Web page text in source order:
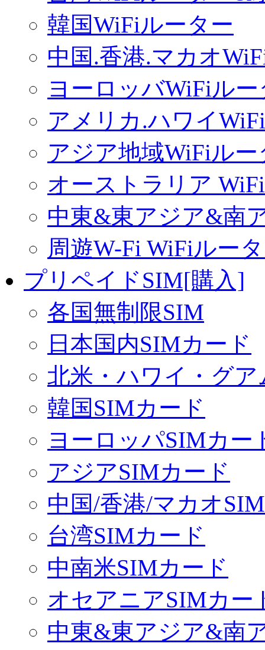
韓国WiFiルーター
中国.香港.マカオ
ヨーロッバWiFiルー
アメリカ.ハワイ
アジア地域WiFiルー
オーストラリア
中東&東アジア&南
周遊W-Fi WiFiルー
プリペイドSIM[購入]
各国無制限SIM
日本国内SIMカード
北米・ハワイ・グ
韓国SIMカード
ヨーロッパSIMカー
アジアSIMカード
中国/香港/マカオ
台湾SIMカード
中南米SIMカード
オセアニアSIMカー
中東&東アジア&南